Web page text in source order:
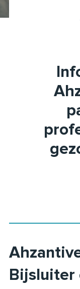
Bijsluiter